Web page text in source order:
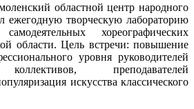
областной центр народного
ежегодную творческую лабораторию
хореографических
области. Цель встречи: повышение
уровня руководителей
коллективов, преподавателей
искусства классического